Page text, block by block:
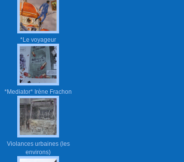
*Le voyageur
*Mediator* Irène Frachon
Violances urbaines (les
environs)